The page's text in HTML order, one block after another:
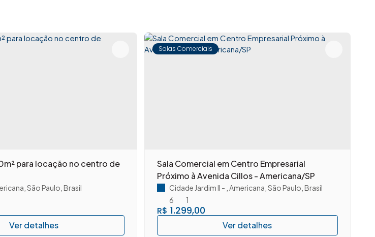
para locação no centro de
São Paulo Brasil
Salas Comerciais
Sala Comercial em Centro Empresarial
Próximo à Avenida Cillos - Americana/SP
R$ 1.299,00
Cidade Jardim II Americana São Paulo Brasil
6
1